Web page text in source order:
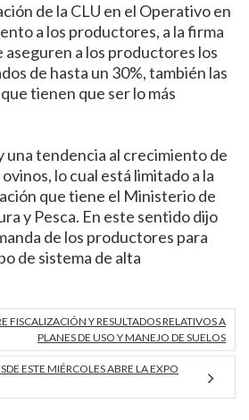
de la CLU en el Operativo en
a los productores, a la firma
a los productores los
de hasta un 30%, también las
tienen que ser lo más
una tendencia al crecimiento de
lo cual está limitado a la
que tiene el Ministerio de
y Pesca. En este sentido dijo
de los productores para
de sistema de alta
FISCALIZACIÓN Y RESULTADOS RELATIVOS A
PLANES DE USO Y MANEJO DE SUELOS
ESTE MIÉRCOLES ABRE LA EXPO